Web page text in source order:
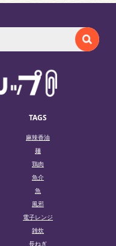
TAGS
麻辣香油
麺
鶏肉
魚介
魚
風邪
電子レンジ
雑炊
長ねぎ